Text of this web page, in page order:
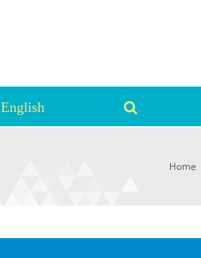
English
Home